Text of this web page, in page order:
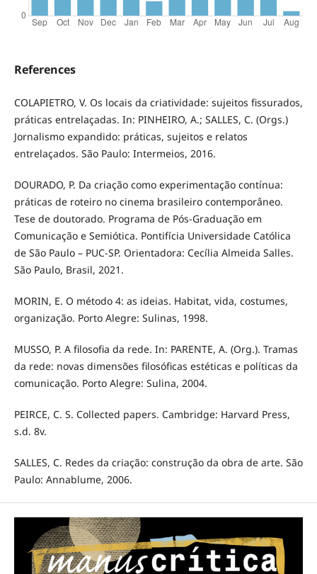
References
COLAPIETRO, V. Os locais da criatividade: sujeitos fissurados,
práticas entrelaçadas. In: PINHEIRO, A.; SALLES, C. (Orgs.)
Jornalismo expandido: práticas, sujeitos e relatos
entrelaçados. São Paulo: Intermeios, 2016.
DOURADO, P. Da criação como experimentação contínua:
práticas de roteiro no cinema brasileiro contemporâneo.
Tese de doutorado. Programa de Pós-Graduação em
Comunicação e Semiótica. Pontifícia Universidade Católica
de São Paulo – PUC-SP. Orientadora: Cecília Almeida Salles.
São Paulo, Brasil, 2021.
MORIN, E. O método 4: as ideias. Habitat, vida, costumes,
organização. Porto Alegre: Sulinas, 1998.
MUSSO, P. A filosofia da rede. In: PARENTE, A. (Org.). Tramas
da rede: novas dimensões filosóficas estéticas e políticas da
comunicação. Porto Alegre: Sulina, 2004.
PEIRCE, C. S. Collected papers. Cambridge: Harvard Press,
s.d. 8v.
SALLES, C. Redes da criação: construção da obra de arte. São
Paulo: Annablume, 2006.